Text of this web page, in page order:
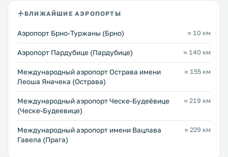
БЛИЖАЙШИЕ АЭРОПОРТЫ
Аэропорт Брно-Туржаны (Брно) ≈ 10 км
Аэропорт Пардубице (Пардубице) ≈ 140 км
Международный аэропорт Острава имени
Леоша Яначека (Острава)
≈ 155 км
Международный аэропорт Ческе-Будеёвице
(Ческе-Будеевице)
≈ 219 км
Международный аэропорт имени Вацлава
Гавела (Прага)
≈ 229 км